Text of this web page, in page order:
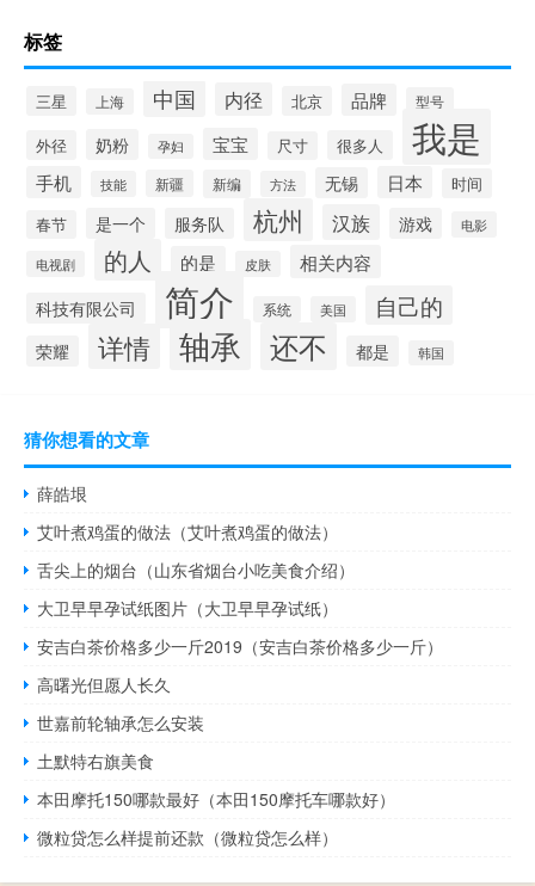
标签
三星 上海 中国 内径 北京 品牌 型号
外径 奶粉 孕妇 宝宝 尺寸 很多人 我是
手机 技能 新疆 新编 方法 无锡 日本 时间
春节 是一个 服务队 杭州 汉族 游戏 电影
电视剧 的人 的是 皮肤 相关内容
科技有限公司 简介 系统 美国 自己的
荣耀 详情 轴承 还不 都是 韩国
猜你想看的文章
薛皓垠
艾叶煮鸡蛋的做法（艾叶煮鸡蛋的做法）
舌尖上的烟台（山东省烟台小吃美食介绍）
大卫早早孕试纸图片（大卫早早孕试纸）
安吉白茶价格多少一斤2019（安吉白茶价格多少一斤）
高曙光但愿人长久
世嘉前轮轴承怎么安装
土默特右旗美食
本田摩托150哪款最好（本田150摩托车哪款好）
微粒贷怎么样提前还款（微粒贷怎么样）